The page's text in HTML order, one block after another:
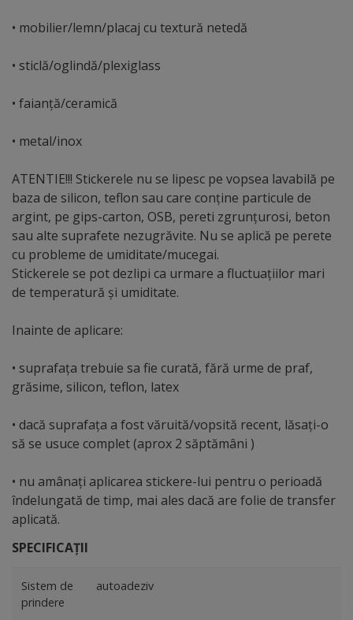
• mobilier/lemn/placaj cu textură netedă
• sticlă/oglindă/plexiglass
• faianţă/ceramică
• metal/inox
ATENTIE!!! Stickerele nu se lipesc pe vopsea lavabilă pe
baza de silicon, teflon sau care conţine particule de
argint, pe gips-carton, OSB, pereti zgrunţurosi, beton
sau alte suprafete nezugrăvite. Nu se aplică pe perete
cu probleme de umiditate/mucegai.
Stickerele se pot dezlipi ca urmare a fluctuaţiilor mari
de temperatură şi umiditate.
Inainte de aplicare:
• suprafaţa trebuie sa fie curată, fără urme de praf,
grăsime, silicon, teflon, latex
• dacă suprafaţa a fost văruită/vopsită recent, lăsaţi-o
să se usuce complet (aprox 2 săptămâni )
• nu amânaţi aplicarea stickere-lui pentru o perioadă
îndelungată de timp, mai ales dacă are folie de transfer
aplicată.
SPECIFICAȚII
Sistem de
prindere
autoadeziv